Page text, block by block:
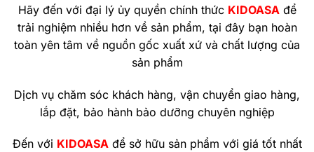
Hãy đến với đại lý ủy quyền chính thức KIDOASA để
trải nghiệm nhiều hơn về sản phẩm, tại đây bạn hoàn
toàn yên tâm về nguồn gốc xuất xứ và chất lượng của
sản phẩm
Dịch vụ chăm sóc khách hàng, vận chuyển giao hàng,
lắp đặt, bảo hành bảo dưỡng chuyên nghiệp
Đến với KIDOASA để sở hữu sản phẩm với giá tốt nhất